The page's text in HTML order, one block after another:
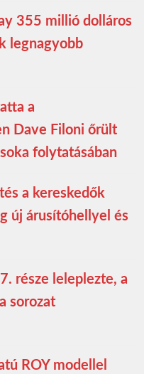
355 millió dolláros
legnagyobb
a
Dave Filoni őrült
folytatásában
a kereskedők
új árusítóhellyel és
része leleplezte, a
sorozat
ROY modellel